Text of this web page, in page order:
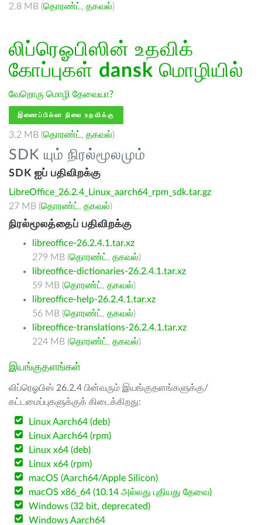
2.8 MB (தொரண்ட் , தகவல்)
லிப்ரெஓபிஸின் உதவிக்
கோப்புகள் dansk மொழியில்
வேறொரு மொழி தேவையா?
இணைப்பில்லா நிலை உதவிக்கு
3.2 MB (தொரண்ட் , தகவல்)
SDK யும் நிரல்மூலமும்
SDK ஐப் பதிவிறக்கு
LibreOffice_26.2.4_Linux_aarch64_rpm_sdk.tar.gz
27 MB (தொரண்ட் , தகவல்)
நிரல்மூலத்தைப் பதிவிறக்கு
libreoffice-26.2.4.1.tar.xz
279 MB (தொரண்ட் , தகவல்)
libreoffice-dictionaries-26.2.4.1.tar.xz
59 MB (தொரண்ட் , தகவல்)
libreoffice-help-26.2.4.1.tar.xz
56 MB (தொரண்ட் , தகவல்)
libreoffice-translations-26.2.4.1.tar.xz
224 MB (தொரண்ட் , தகவல்)
இயங்குதளங்கள்
லிப்ரெஓபிஸ் 26.2.4 பின்வரும் இயங்குதளங்களுக்கு/
கட்டமைப்புகளுக்குக் கிடைக்கிறது:
Linux Aarch64 (deb)
Linux Aarch64 (rpm)
Linux x64 (deb)
Linux x64 (rpm)
macOS (Aarch64/Apple Silicon)
macOS x86_64 (10.14 அல்லது புதியது தேவை)
Windows (32 bit, deprecated)
Windows Aarch64